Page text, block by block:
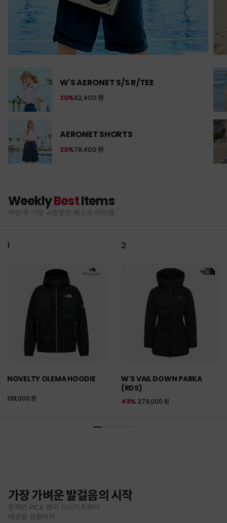
W'S AERONET S/S R/TEE
62,400 원
20%
AERONET SHORTS
78,400 원
20%
WeeklyBestItems
이번 주 가장 사랑받은 베스트 아이템
1
NOVELTY OLEMA HOODIE
198,000 원
2
W'S VAIL DOWN PARKA
(RDS)
279,000 원
43%
가장 가벼운 발걸음의 시작
한혜연 PICK 썸머 스니커즈부터
에센셜 샌들까지